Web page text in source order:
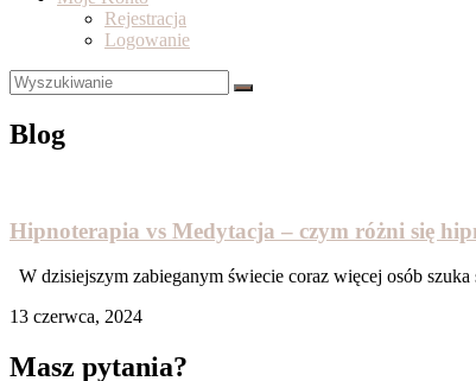
Rejestracja
Logowanie
Blog
Hipnoterapia vs Medytacja – czym różni się
W dzisiejszym zabieganym świecie coraz więcej osób
13 czerwca, 2024
Masz pytania?